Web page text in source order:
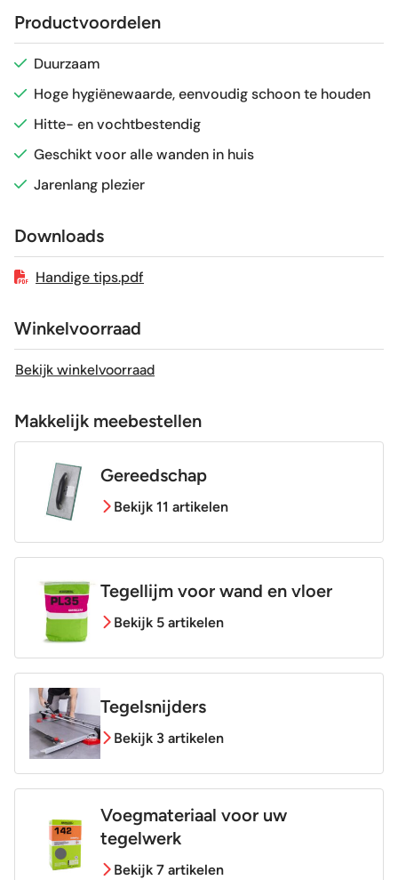
Glans / Mat Glans
Gerectificeerd Nee
Vorstbestendig
Productvoordelen
Duurzaam
Hoge hygiënewaarde, eenvoudig schoon te houden
Hitte- en vochtbestendig
Geschikt voor alle wanden in huis
Jarenlang plezier
Downloads
Handige tips.pdf
Winkelvoorraad
Bekijk winkelvoorraad
Makkelijk meebestellen
Gereedschap
Bekijk 11 artikelen
Tegellijm voor wand en vloer
Bekijk 5 artikelen
Tegelsnijders
Bekijk 3 artikelen
Voegmateriaal voor uw
tegelwerk
Bekijk 7 artikelen